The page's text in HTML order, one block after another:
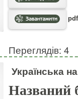
Переглядів: 4
Українська
Названий